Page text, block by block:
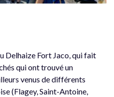
Delhaize Fort Jaco, qui fait
qui ont trouvé un
venus de différents
(Flagey, Saint-Antoine,